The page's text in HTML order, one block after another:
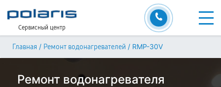
Сервисный центр
Главная / Ремонт водонагревателей / RMP-30V
Ремонт водонагревателя